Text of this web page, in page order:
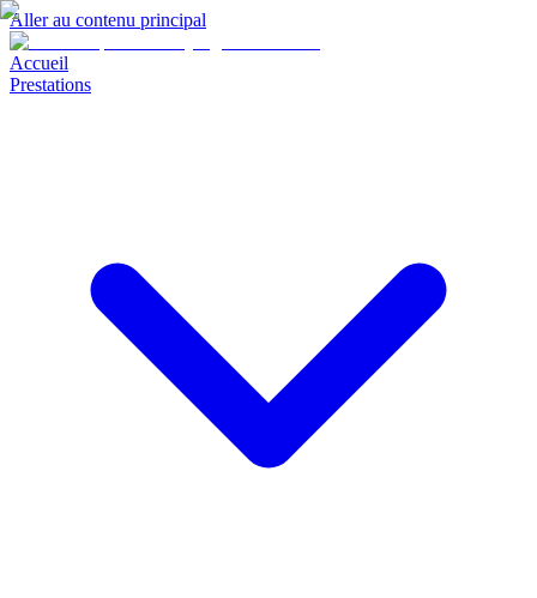
Aller au contenu principal
Accueil
Prestations